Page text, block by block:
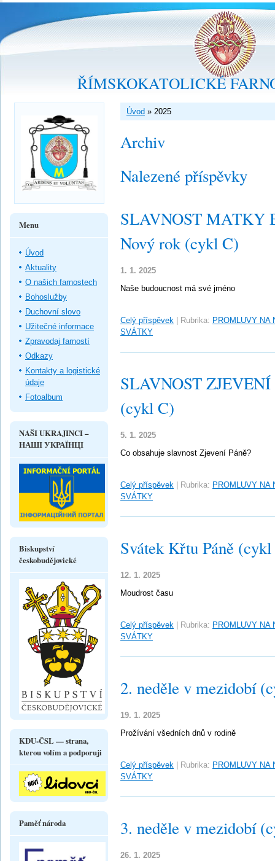
ŘÍMSKOKATOLICKÉ
Úvod » 2025
Archiv
Nalezené příspěvky
SLAVNOST MATKY
Nový rok (cykl C)
1. 1. 2025
Naše budoucnost má své jméno
Celý příspěvek Rubrika: PROMLUVY NA
SVÁTKY
SLAVNOST
(cykl C)
5. 1. 2025
Co obsahuje slavnost Zjevení Páně?
Celý příspěvek Rubrika: PROMLUVY NA
SVÁTKY
Svátek Křtu Páně
12. 1. 2025
Moudrost času
Celý příspěvek Rubrika: PROMLUVY NA
SVÁTKY
2. neděle v mezidobí
19. 1. 2025
Prožívání všedních dnů v rodině
Celý příspěvek Rubrika: PROMLUVY NA
SVÁTKY
3. neděle v mezidobí
26. 1. 2025
Menu
Úvod
Aktuality
O našich farnostech
Bohoslužby
Duchovní slovo
Užitečné informace
Zpravodaj farností
Odkazy
Kontakty a logistické
údaje
Fotoalbum
NAŠI UKRAJINCI –
НАШІ УКРАЇНЦІ
Biskupství
českobudějovické
KDU-ČSL — strana,
kterou volím a podporuji
Paměť národa